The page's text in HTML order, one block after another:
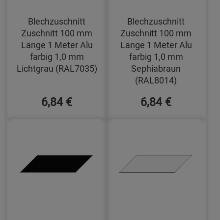
Blechzuschnitt
Zuschnitt 100 mm
Länge 1 Meter Alu
farbig 1,0 mm
Lichtgrau (RAL7035)
6,84 €
Blechzuschnitt
Zuschnitt 100 mm
Länge 1 Meter Alu
farbig 1,0 mm
Sephiabraun
(RAL8014)
6,84 €